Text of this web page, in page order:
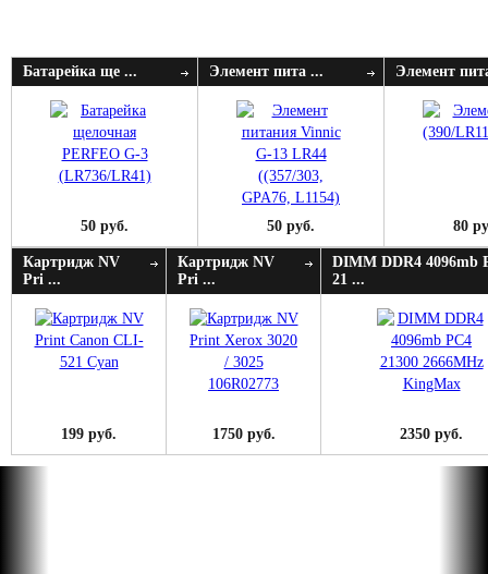
Батарейка ще ...
50 руб.
Элемент пита ...
50 руб.
Элемент
80
Картридж NV
Pri ...
199 руб.
Картридж NV
Pri ...
1750 руб.
DIMM DDR4 4096mb
21 ...
2350 руб.